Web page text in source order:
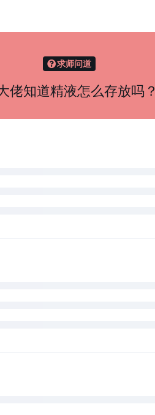
求师问道
佬知道精液怎么存放吗？